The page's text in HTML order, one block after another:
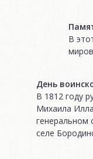
В
День
В 1812 году
Михаила
генеральном
селе